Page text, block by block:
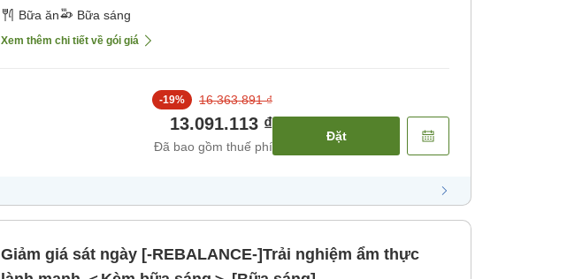
trước 7 ngày] [Bữa sáng]
Bữa ăn Bữa sáng
Xem thêm chi tiết về gói giá
-19% 16.363.891 ₫
13.091.113 ₫
Đã bao gồm thuế phí
Đặt
Giảm giá sát ngày [-REBALANCE-]Trải nghiệm ẩm thực